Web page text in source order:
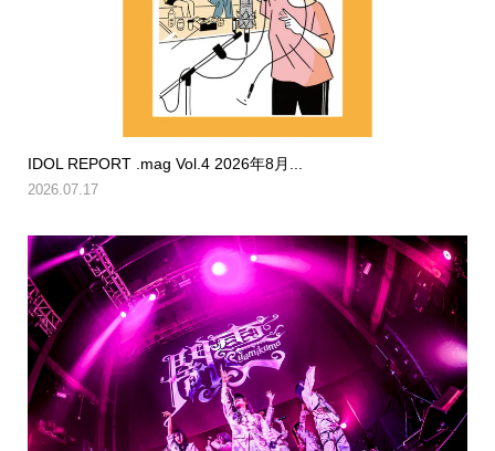
IDOL REPORT .mag Vol.4 2026年8月...
2026.07.17